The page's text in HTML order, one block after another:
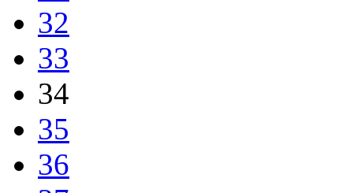
32
33
34
35
36